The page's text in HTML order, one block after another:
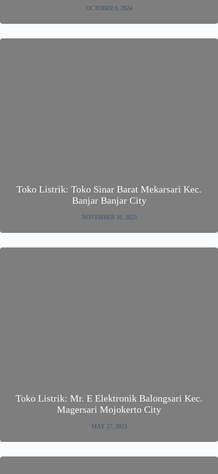
OCTOBER 6, 2024
Toko Listrik: Toko Sinar Barat Mekarsari Kec.
Banjar Banjar City
NOVEMBER 16, 2023
Toko Listrik: Mr. E Elektronik Balongsari Kec.
Magersari Mojokerto City
MAY 27, 2023